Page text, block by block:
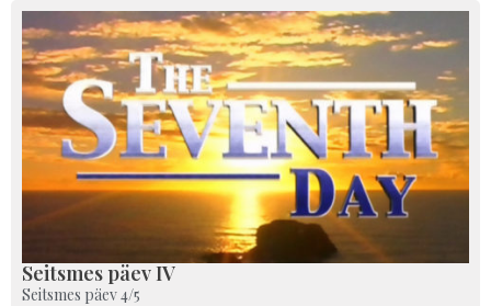
Seitsmes päev IV
Seitsmes päev 4/5